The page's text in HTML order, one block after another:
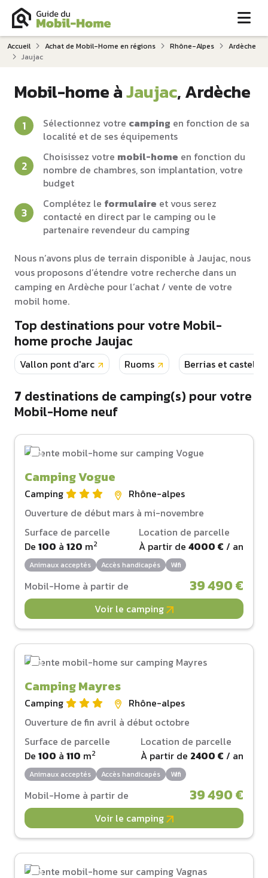
Accueil Achat de Mobil-Home en régions Rhône-Alpes
Ardèche
Jaujac
Mobil-home àJaujac, Ardèche
Sélectionnez votre camping en fonction de sa
localité et de ses équipements
Choisissez votre mobil-home en fonction du
nombre de chambres, son implantation, votre
budget
Complétez le formulaire et vous serez
contacté en direct par le camping ou le
partenaire revendeur du camping
Nous n’avons plus de terrain disponible à Jaujac, nous
vous proposons d’étendre votre recherche dans un
camping en Ardèche pour l’achat / vente de votre
mobil home.
Top destinations pour votre Mobil-
home proche Jaujac
Vallon pont d'arc Ruoms Berrias et casteljau
7 destinations de camping(s) pour votre
Mobil-Home neuf
Camping Vogue
Camping
Rhône-alpes
Ouverture de début mars à mi-novembre
Surface de parcelle
De 100 à 120 m2
Location de parcelle
À partir de 4000 € / an
Animaux acceptés Accès handicapés Wifi
Mobil-Home à partir de 39 490 €
Voir le camping
Camping Mayres
Camping
Rhône-alpes
Ouverture de fin avril à début octobre
Surface de parcelle
De 100 à 110 m2
Location de parcelle
À partir de 2400 € / an
Animaux acceptés Accès handicapés Wifi
Mobil-Home à partir de 39 490 €
Voir le camping